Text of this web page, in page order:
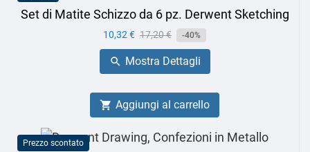
Set di Matite Schizzo da 6 pz. Derwent Sketching
Prezzo
10,32 € Prezzo
base
17,20 € -40%
 Mostra Dettagli
 Aggiungi al carrello
Prezzo scontato